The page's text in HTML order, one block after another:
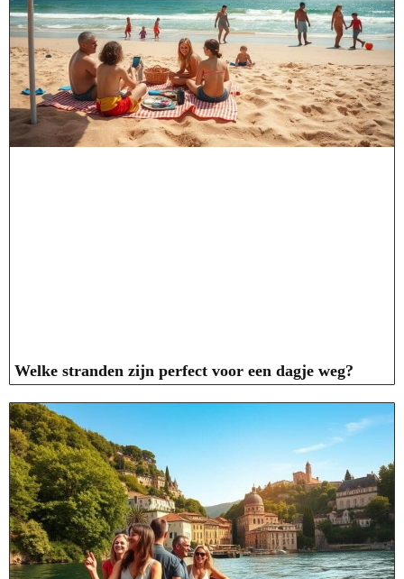
Welke stranden zijn perfect voor een dagje weg?